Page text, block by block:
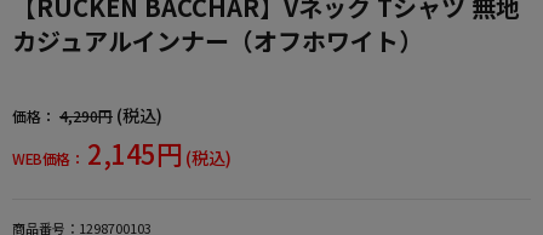
カジュアルインナー（オフホワイト）
価格： 4,290円 (税込)
WEB価格： 2,145円 (税込)
商品番号： 1298700103